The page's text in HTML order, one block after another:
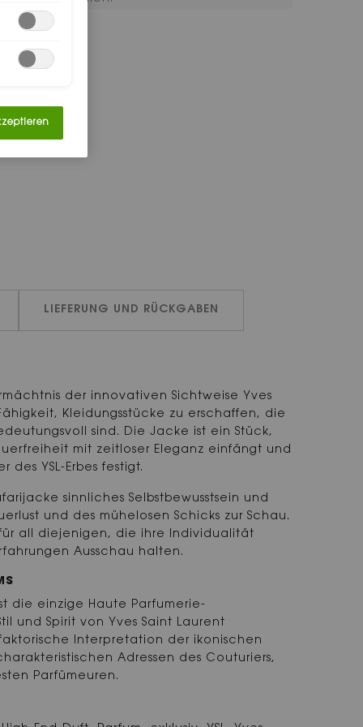
LIEFERUNG UND RÜCKGABEN
der innovativen Sichtweise Yves
Kleidungsstücke zu erschaffen, die
sind. Die Jacke ist ein Stück,
mit zeitloser Eleganz einfängt und
des YSL-Erbes festigt.
sinnliches Selbstbewusstsein und
und des mühelosen Schicks zur Schau.
für all diejenigen, die ihre Individualität
Ausschau halten.
die einzige Haute Parfumerie-
und Spirit von Yves Saint Laurent
Interpretation der ikonischen
Adressen des Couturiers,
Parfümeuren.